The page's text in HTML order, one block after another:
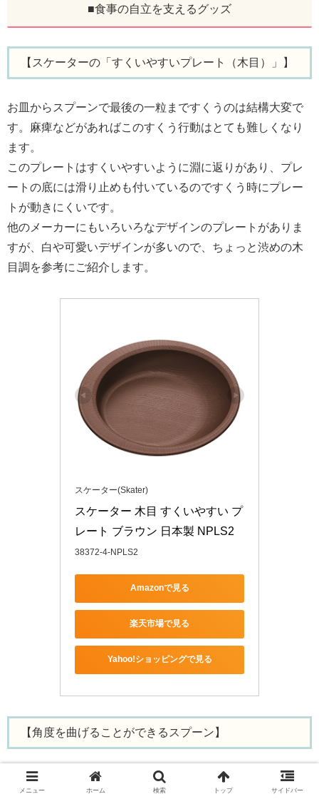
■食事の自立を支えるグッズ
【スケーターの「すくいやすいプレート（木目）」】
お皿からスプーンで最後の一粒まですくうのは結構大変で
す。麻痺などがあればこのすくう行動はとても難しくなり
ます。
このプレートはすくいやすいように淵に返りがあり、プレ
ートの底には滑り止めも付いているのですくう時にプレー
トが動きにくいです。
他のメーカーにもいろいろなデザインのプレートがありま
すが、白や可愛いデザインが多いので、ちょっと渋めの木
目調を参考にご紹介します。
スケーター(Skater)
スケーター 木目 すくいやすい プ
レート ブラウン 日本製 NPLS2
38372-4-NPLS2
Amazonで見る
楽天市場で見る
Yahoo!ショッピングで見る
【角度を曲げることができるスプーン】
昔、祖母の介護をしていた時、曲げれるスプーンには助け
メニュー ホーム 検索 トップ サイドバー